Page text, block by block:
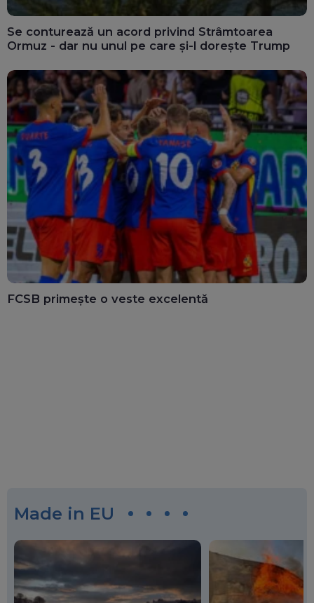
Se conturează un acord privind Strâmtoarea
Ormuz - dar nu unul pe care și-l dorește Trump
FCSB primește o veste excelentă
Made in EU